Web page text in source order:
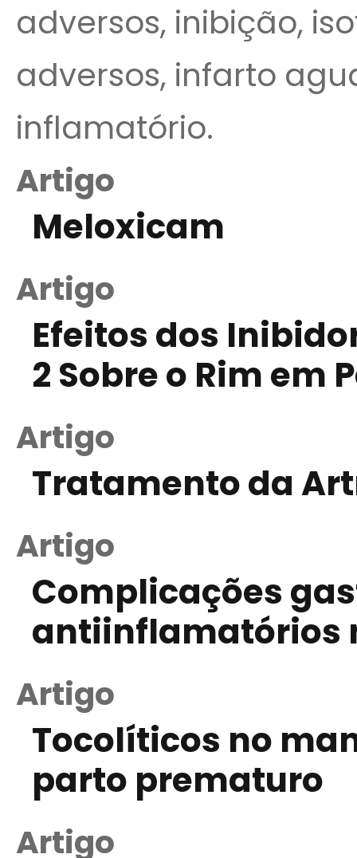
adversos, inibição,
adversos, infarto
inflamatório.
Artigo
Meloxicam
Artigo
Efeitos dos
2 Sobre o Rim em
Artigo
Tratamento da
Artigo
Complicações
antiinflamatórios
Artigo
Tocolíticos no
parto prematuro
Artigo